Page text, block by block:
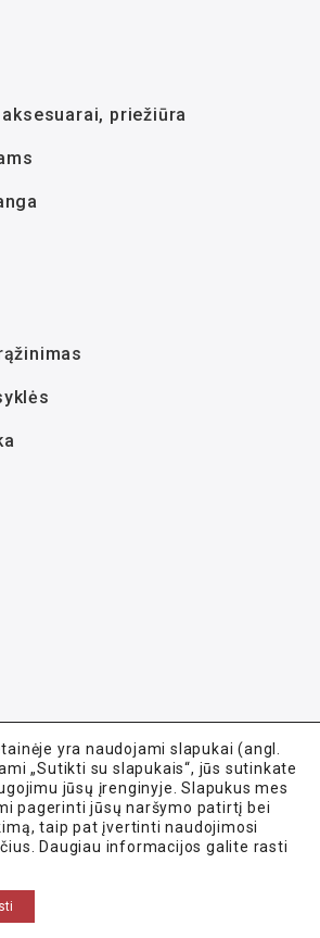
priežiūra
yra naudojami slapukai (angl.
„Sutikti su slapukais“, jūs sutinkate
jūsų įrenginyje. Slapukus mes
pagerinti jūsų naršymo patirtį bei
taip pat įvertinti naudojimosi
Daugiau informacijos galite rasti